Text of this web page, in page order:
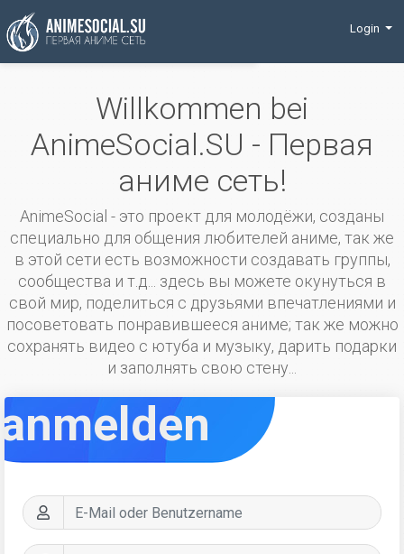
Finanzierung
Login
Willkommen bei
AnimeSocial.SU - Первая
аниме сеть!
AnimeSocial - это проект для молодёжи, созданы
специально для общения любителей аниме, так же
в этой сети есть возможности создавать группы,
сообщества и т.д... здесь вы можете окунуться в
свой мир, поделиться с друзьями впечатлениями и
посоветовать понравившееся аниме; так же можно
сохранять видео с ютуба и музыку, дарить подарки
и заполнять свою стену...
anmelden